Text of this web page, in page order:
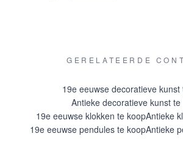
GERELATEERDE
19e eeuwse decoratieve kunst
Antieke decoratieve kunst te
19e eeuwse klokken te koopAntieke
19e eeuwse pendules te koopAntieke